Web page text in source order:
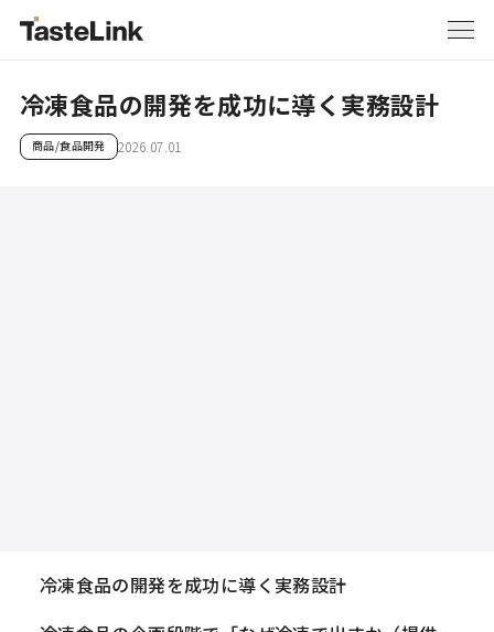
冷凍食品の開発を成功に導く実務設計
商品/食品開発 2026.07.01
冷凍食品の開発を成功に導く実務設計